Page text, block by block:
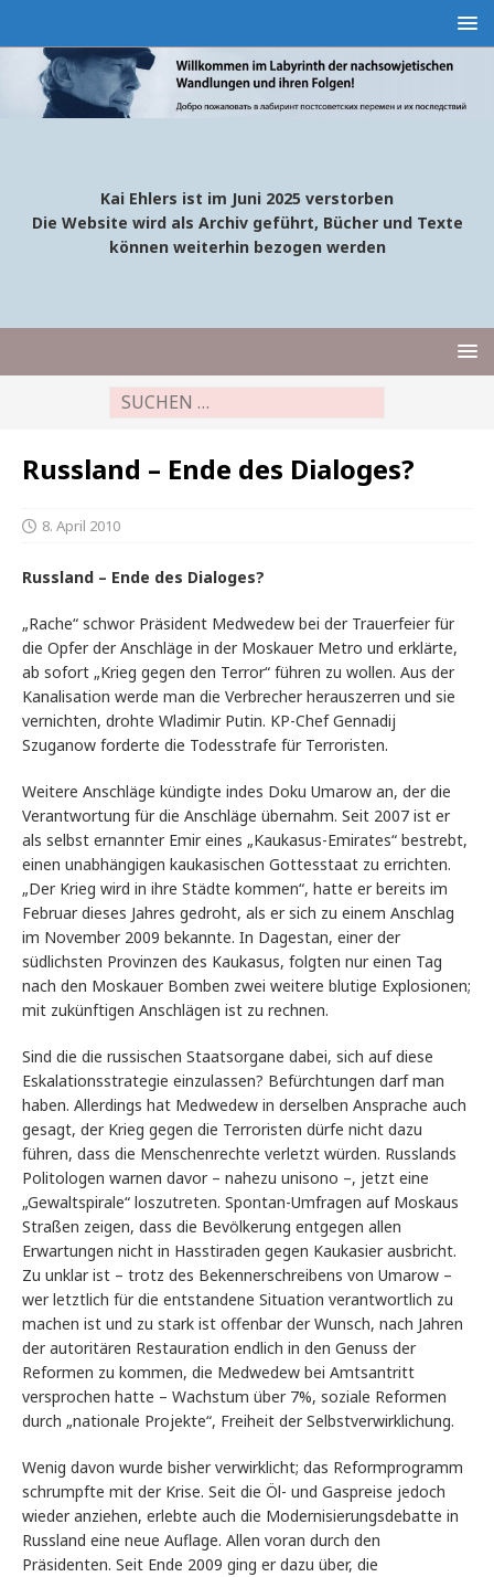
Kai Ehlers ist im Juni 2025 verstorben
Die Website wird als Archiv geführt, Bücher und Texte
können weiterhin bezogen werden
Russland – Ende des Dialoges?
8. April 2010
Russland – Ende des Dialoges?
„Rache“ schwor Präsident Medwedew bei der Trauerfeier für
die Opfer der Anschläge in der Moskauer Metro und erklärte,
ab sofort „Krieg gegen den Terror“ führen zu wollen. Aus der
Kanalisation werde man die Verbrecher herauszerren und sie
vernichten, drohte Wladimir Putin. KP-Chef Gennadij
Szuganow forderte die Todesstrafe für Terroristen.
Weitere Anschläge kündigte indes Doku Umarow an, der die
Verantwortung für die Anschläge übernahm. Seit 2007 ist er
als selbst ernannter Emir eines „Kaukasus-Emirates“ bestrebt,
einen unabhängigen kaukasischen Gottesstaat zu errichten.
„Der Krieg wird in ihre Städte kommen“, hatte er bereits im
Februar dieses Jahres gedroht, als er sich zu einem Anschlag
im November 2009 bekannte. In Dagestan, einer der
südlichsten Provinzen des Kaukasus, folgten nur einen Tag
nach den Moskauer Bomben zwei weitere blutige Explosionen;
mit zukünftigen Anschlägen ist zu rechnen.
Sind die die russischen Staatsorgane dabei, sich auf diese
Eskalationsstrategie einzulassen? Befürchtungen darf man
haben. Allerdings hat Medwedew in derselben Ansprache auch
gesagt, der Krieg gegen die Terroristen dürfe nicht dazu
führen, dass die Menschenrechte verletzt würden. Russlands
Politologen warnen davor – nahezu unisono –, jetzt eine
„Gewaltspirale“ loszutreten. Spontan-Umfragen auf Moskaus
Straßen zeigen, dass die Bevölkerung entgegen allen
Erwartungen nicht in Hasstiraden gegen Kaukasier ausbricht.
Zu unklar ist – trotz des Bekennerschreibens von Umarow –
wer letztlich für die entstandene Situation verantwortlich zu
machen ist und zu stark ist offenbar der Wunsch, nach Jahren
der autoritären Restauration endlich in den Genuss der
Reformen zu kommen, die Medwedew bei Amtsantritt
versprochen hatte – Wachstum über 7%, soziale Reformen
durch „nationale Projekte“, Freiheit der Selbstverwirklichung.
Wenig davon wurde bisher verwirklicht; das Reformprogramm
schrumpfte mit der Krise. Seit die Öl- und Gaspreise jedoch
wieder anziehen, erlebte auch die Modernisierungsdebatte in
Russland eine neue Auflage. Allen voran durch den
Präsidenten. Seit Ende 2009 ging er dazu über, die